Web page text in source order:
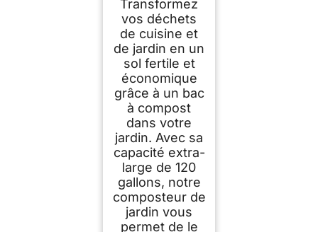
Transformez
vos déchets
de cuisine et
de jardin en un
sol fertile et
économique
grâce à un bac
à compost
dans votre
jardin. Avec sa
capacité extra-
large de 120
gallons, notre
composteur de
jardin vous
permet de le